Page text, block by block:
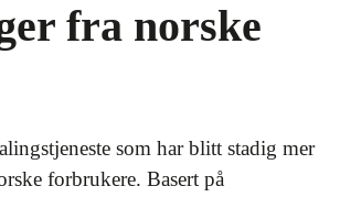
fra norske
som har blitt stadig mer
forbrukere. Basert på